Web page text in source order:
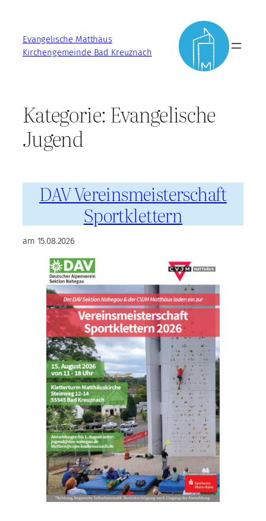
springenEvangelische Matthäus
Kirchengemeinde Bad Kreuznach
Kategorie: Evangelische
Jugend
DAV Vereinsmeisterschaft
Sportklettern
am 15.08.2026